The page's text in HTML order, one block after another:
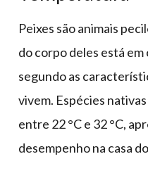
Peixes são animais
do corpo deles está
segundo as
vivem. Espécies
entre 22 °C e 32 °C,
desempenho na casa